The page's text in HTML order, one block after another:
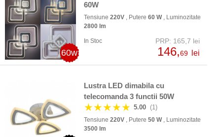
60w
60W
Tensiune 220V , Putere 60 W, Luminozitate
2800 lm
In Stoc PRP: 165,7 lei
146,69 lei
Lustra LED dimabila cu
telecomanda 3 functii 50W
★★★★★ 5.00 (1)
Tensiune 220V , Putere 50 W, Luminozitate
3500 lm